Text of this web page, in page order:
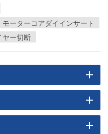
、サプライチェーンの安定
。特に中国からの選択肢は多
思決定を行う際に考慮すべき
正確な要件を定義してくだ
型部品のニーズを明確にし
。• 精度と公差ハイエンド部
、マイクロレベルの精度が
十分ですか？公差、表面粗
い。 • 材料金型部品にはどの
には、高硬度金型鋼
1.2344代替品）または耐摩
モーターコアダイインサート
ヤー切断